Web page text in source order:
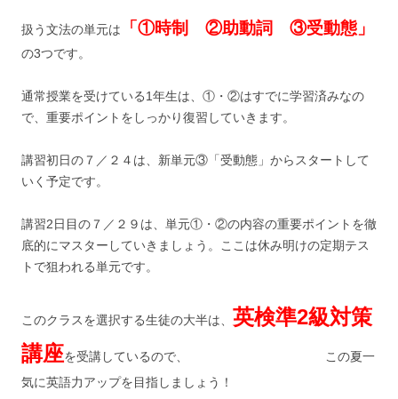
扱う文法の単元は 「①時制 ②助動詞 ③受動態」
の3つです。
通常授業を受けている1年生は、①・②はすでに学習済みなの
で、重要ポイントをしっかり復習していきます。
講習初日の７／２４は、新単元③「受動態」からスタートして
いく予定です。
講習2日目の７／２９は、単元①・②の内容の重要ポイントを徹
底的にマスターしていきましょう。ここは休み明けの定期テス
トで狙われる単元です。
このクラスを選択する生徒の大半は、 英検準2級対策
講座を受講しているので、 この夏一
気に英語力アップを目指しましょう！